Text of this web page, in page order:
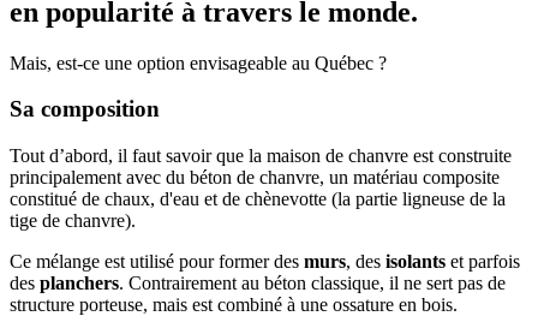
en popularité à travers le monde.
Mais, est-ce une option envisageable au Québec ?
Sa composition
Tout d’abord, il faut savoir que la maison de chanvre est construite
principalement avec du béton de chanvre, un matériau composite
constitué de chaux, d'eau et de chènevotte (la partie ligneuse de la
tige de chanvre).
Ce mélange est utilisé pour former des murs, des isolants et parfois
des planchers. Contrairement au béton classique, il ne sert pas de
structure porteuse, mais est combiné à une ossature en bois.